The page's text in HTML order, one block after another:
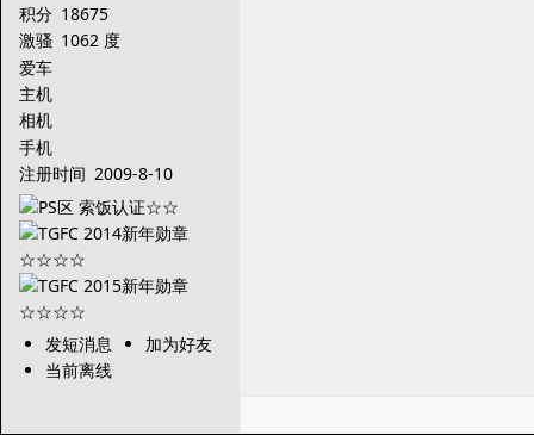
积分 18675
激骚 1062 度
爱车
主机
相机
手机
注册时间 2009-8-10
发短消息
加为好友
当前离线